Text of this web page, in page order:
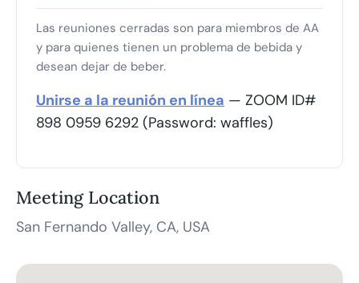
Las reuniones cerradas son para miembros de AA
y para quienes tienen un problema de bebida y
desean dejar de beber.
Unirse a la reunión en línea — ZOOM ID#
898 0959 6292 (Password: waffles)
Meeting Location
San Fernando Valley, CA, USA